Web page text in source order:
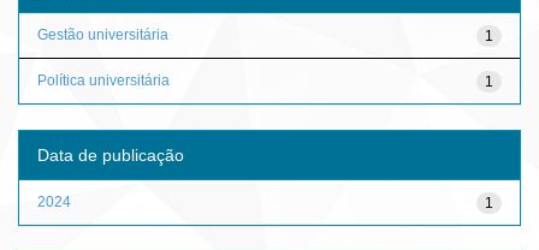
1
Gestão universitária
1
Política universitária
Data de publicação
1
2024